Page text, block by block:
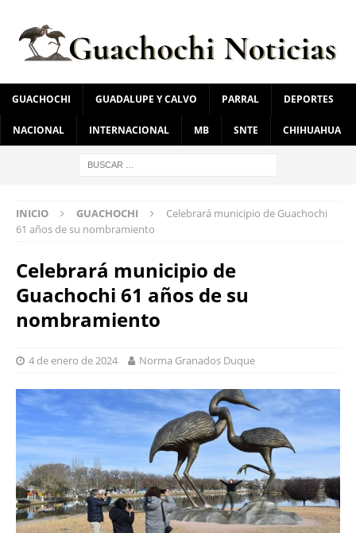
GUACHOCHI GUADALUPE Y CALVO PARRAL DEPORTES
NACIONAL INTERNACIONAL MB SNTE CHIHUAHUA
INICIO GUACHOCHI
Celebrará municipio de Guachochi
61 años de su nombramiento
Celebrará municipio de
Guachochi 61 años de su
nombramiento
4 de enero de 2024 Norma Granados Duque